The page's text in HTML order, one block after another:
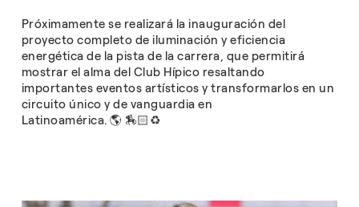
Próximamente se realizará la inauguración del
proyecto completo de iluminación y eficiencia
energética de la pista de la carrera, que permitirá
mostrar el alma del Club Hípico resaltando
importantes eventos artísticos y transformarlos en un
circuito único y de vanguardia en
Latinoamérica. 🌎 🏇🏻♻️